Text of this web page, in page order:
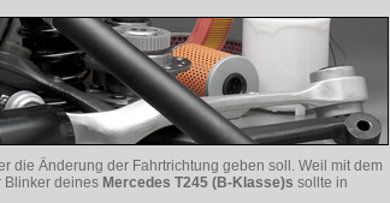
die Änderung der Fahrtrichtung geben soll. Weil mit dem
Blinker deines Mercedes T245 (B-Klasse)s sollte in